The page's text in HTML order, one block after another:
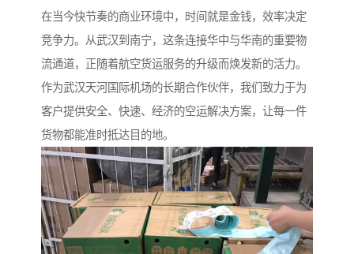
在当今快节奏的商业环境中，时间就是金钱，效率决定
竞争力。从武汉到南宁，这条连接华中与华南的重要物
流通道，正随着航空货运服务的升级而焕发新的活力。
作为武汉天河国际机场的长期合作伙伴，我们致力于为
客户提供安全、快速、经济的空运解决方案，让每一件
货物都能准时抵达目的地。